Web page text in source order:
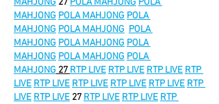
MAHJONG POLA MAHJONG POLA
MAHJONG POLA MAHJONG POLA
MAHJONG POLA MAHJONG POLA
MAHJONG POLA MAHJONG POLA
MAHJONG 27 RTP LIVE RTP LIVE RTP LIVE RTP
LIVE RTP LIVE RTP LIVE RTP LIVE RTP LIVE RTP
LIVE RTP LIVE 27 RTP LIVE RTP LIVE RTP